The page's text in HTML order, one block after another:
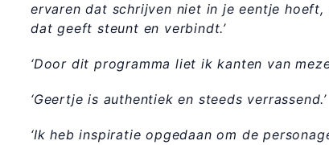
ervaren dat schrijven niet in je eentje hoeft,
dat geeft steunt en verbindt.’
‘Door dit programma liet ik kanten van
‘Geertje is authentiek en steeds verrassend.’
‘Ik heb inspiratie opgedaan om de